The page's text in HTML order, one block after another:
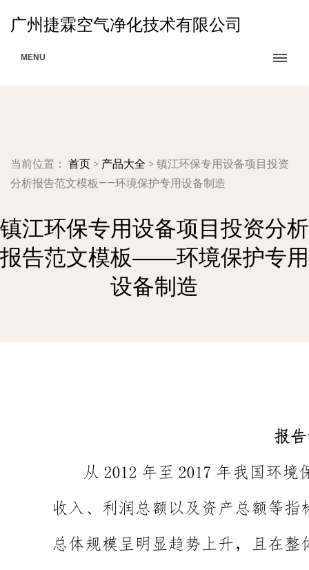
广州捷霖空气净化技术有限公司
MENU
当前位置： 首页 > 产品大全 > 镇江环保专用设备项目投资
分析报告范文模板——环境保护专用设备制造
镇江环保专用设备项目投资分析
报告范文模板——环境保护专用
设备制造